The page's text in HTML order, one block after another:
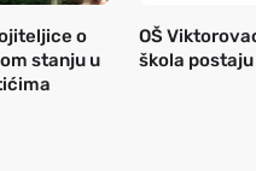
o
stanju u
OŠ
škola